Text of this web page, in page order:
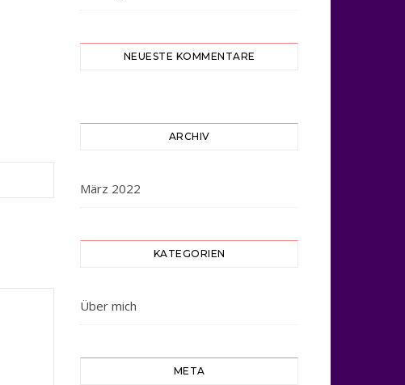
NEUESTE KOMMENTARE
ARCHIV
März 2022
KATEGORIEN
Über mich
META